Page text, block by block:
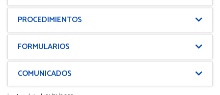
PROCEDIMIENTOS
FORMULARIOS
COMUNICADOS